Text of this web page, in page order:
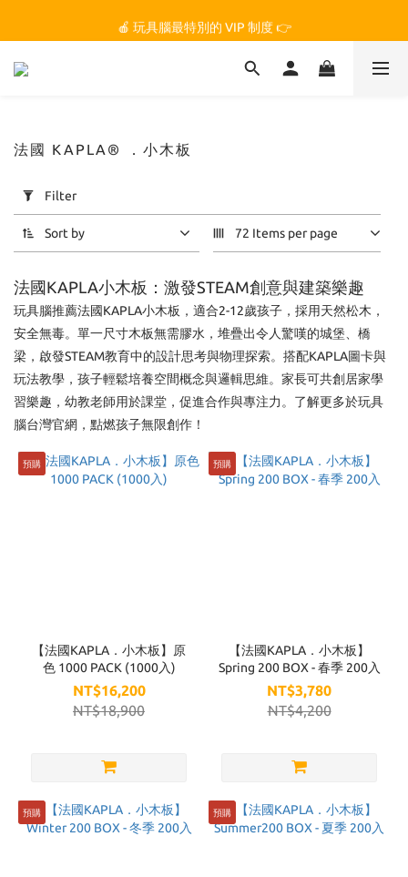
🏆 玩具腦是全台第一個獲得 STEM.org 教育平台
🍎 玩具腦最特別的 VIP 制度 👉
🏆 玩具腦是全台第一個獲得 STEM.org 教育平台
Filter
(0/20)
Range
(NT$)
~
kapla
法國 KAPLA® ．小木板
Filter
Sort by 72 Items per page
法國KAPLA小木板：激發STEAM創意與建築樂趣
玩具腦推薦法國KAPLA小木板，適合2-12歲孩子，採用天然松木，
安全無毒。單一尺寸木板無需膠水，堆疊出令人驚嘆的城堡、橋
梁，啟發STEAM教育中的設計思考與物理探索。搭配KAPLA圖卡與
玩法教學，孩子輕鬆培養空間概念與邏輯思維。家長可共創居家學
習樂趣，幼教老師用於課堂，促進合作與專注力。了解更多於玩具
腦台灣官網，點燃孩子無限創作！
預購
【法國KAPLA．小木板】原
色 1000 PACK (1000入)
NT$16,200
NT$18,900
預購
【法國KAPLA．小木板】
Spring 200 BOX - 春季 200入
NT$3,780
NT$4,200
預購 預購